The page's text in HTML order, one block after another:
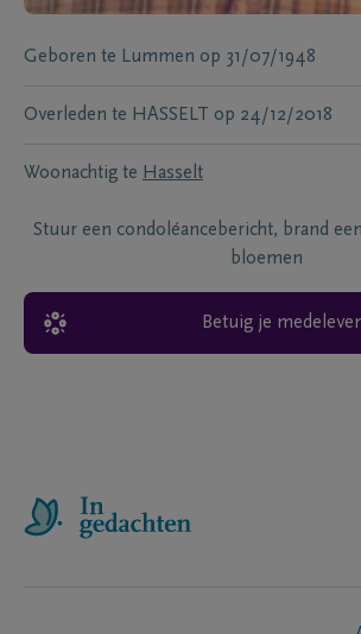
Geboren te Lummen op 31/07/1948
Overleden te HASSELT op 24/12/2018
Woonachtig te Hasselt
Stuur een condoléancebericht, brand
bloemen
Betuig je